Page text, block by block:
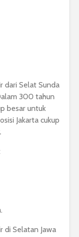
dari Selat Sunda
300 tahun
besar untuk
Jakarta cukup
di Selatan Jawa